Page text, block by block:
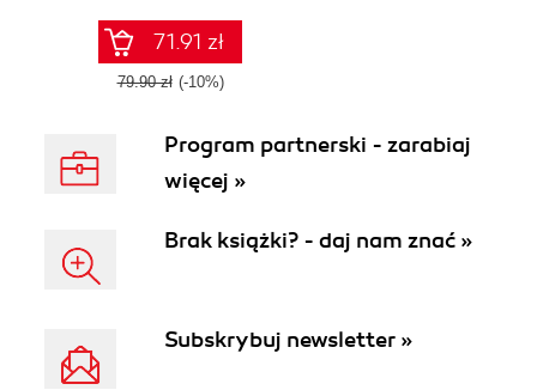
71.91 zł
79.90 zł (-10%)
Program partnerski - zarabiaj
więcej »
Brak książki? - daj nam znać »
Subskrybuj newsletter »